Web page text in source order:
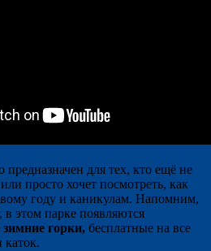
предназначен для тех, кто ещё не
просто хочет посмотреть, как
году и каникулам. Напомним,
в этом парке появляются
зимние горки, бесплатные на все
каток.